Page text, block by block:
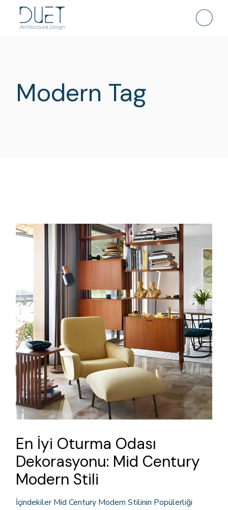
content
Modern Tag
En İyi Oturma Odası
Dekorasyonu: Mid Century
Modern Stili
İçindekiler Mid Century Modern Stilinin Popülerliği